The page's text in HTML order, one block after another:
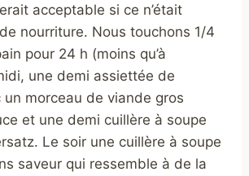
acceptable si ce n’était
nourriture. Nous touchons 1/4
pour 24 h (moins qu’à
une demi assiettée de
un morceau de viande gros
et une demi cuillère à soupe
Le soir une cuillère à soupe
saveur qui ressemble à de la